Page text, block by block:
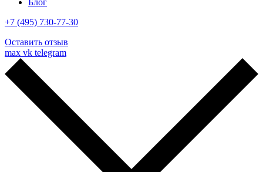
+7 (495) 730-77-30
Оставить отзыв
max vk telegram